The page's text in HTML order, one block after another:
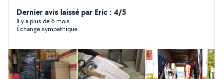
Dernier avis laissé par Eric : 4/5
Il y a plus de 6 mois
Échange sympathique